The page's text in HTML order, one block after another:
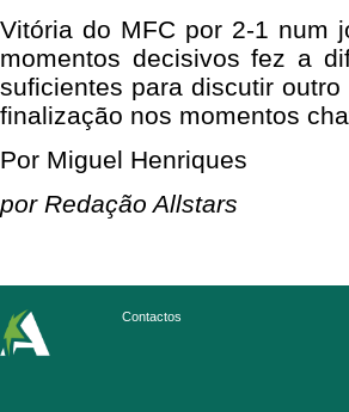
Vitória do MFC por 2-1 num
momentos decisivos fez a
suficientes para discutir
finalização nos momentos
Por Miguel Henriques
por Redação Allstars
Contactos